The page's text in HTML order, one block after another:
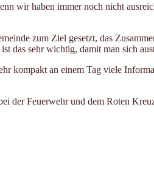
wir haben immer noch nicht
zum Ziel gesetzt, das
das sehr wichtig, damit man sich
kompakt an einem Tag viele
der Feuerwehr und dem Roten